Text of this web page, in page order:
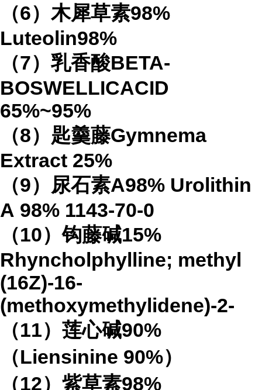
（6）木犀草素98%
Luteolin98%
（7）乳香酸BETA-
BOSWELLICACID
65%~95%
（8）匙羹藤Gymnema
Extract 25%
（9）尿石素A98% Urolithin
A 98% 1143-70-0
（10）钩藤碱15%
Rhyncholphylline; methyl
(16Z)-16-
(methoxymethylidene)-2-
（11）莲心碱90%
（Liensinine 90%）
（12）紫草素98%